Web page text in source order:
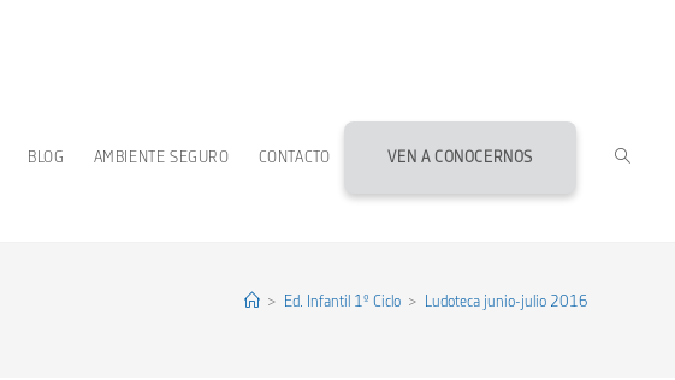
BLOG AMBIENTE SEGURO CONTACTO VEN A CONOCERNOS
> Ed. Infantil 1º Ciclo > Ludoteca junio-julio 2016